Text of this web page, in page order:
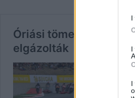
I
I
I